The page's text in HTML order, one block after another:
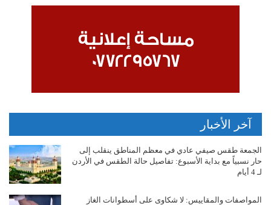
آخر الأخبار
الجمعة طقس صيفي عادي في معظم المناطق ينقلب إلى
حار نسبياً مع بداية الأسبوع: تفاصيل حالة الطقس في الأردن
لـ 4 أيام
المواصفات والمقاييس: لا شكاوى على أسطوانات الغاز